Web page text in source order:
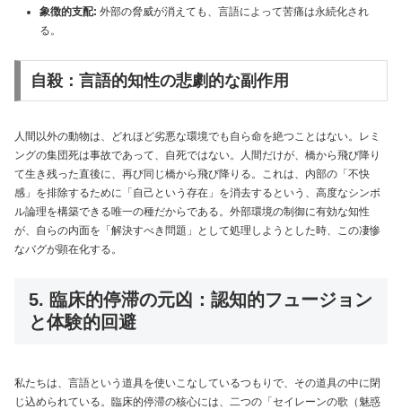
象徴的支配: 外部の脅威が消えても、言語によって苦痛は永続化され
る。
自殺：言語的知性の悲劇的な副作用
人間以外の動物は、どれほど劣悪な環境でも自ら命を絶つことはない。レミ
ングの集団死は事故であって、自死ではない。人間だけが、橋から飛び降り
て生き残った直後に、再び同じ橋から飛び降りる。これは、内部の「不快
感」を排除するために「自己という存在」を消去するという、高度なシンボ
ル論理を構築できる唯一の種だからである。外部環境の制御に有効な知性
が、自らの内面を「解決すべき問題」として処理しようとした時、この凄惨
なバグが顕在化する。
5. 臨床的停滞の元凶：認知的フュージョン
と体験的回避
私たちは、言語という道具を使いこなしているつもりで、その道具の中に閉
じ込められている。臨床的停滞の核心には、二つの「セイレーンの歌（魅惑